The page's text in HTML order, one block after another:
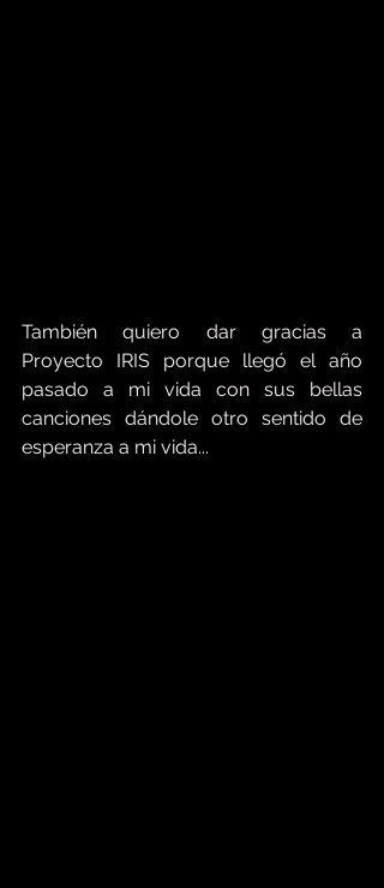
También quiero dar gracias a
Proyecto IRIS porque llegó el año
pasado a mi vida con sus bellas
canciones dándole otro sentido de
esperanza a mi vida...